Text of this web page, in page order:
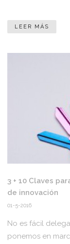
LEER MÁS
3 + 10 Claves
de innovación
01-5-2016
No es fácil
ponemos en